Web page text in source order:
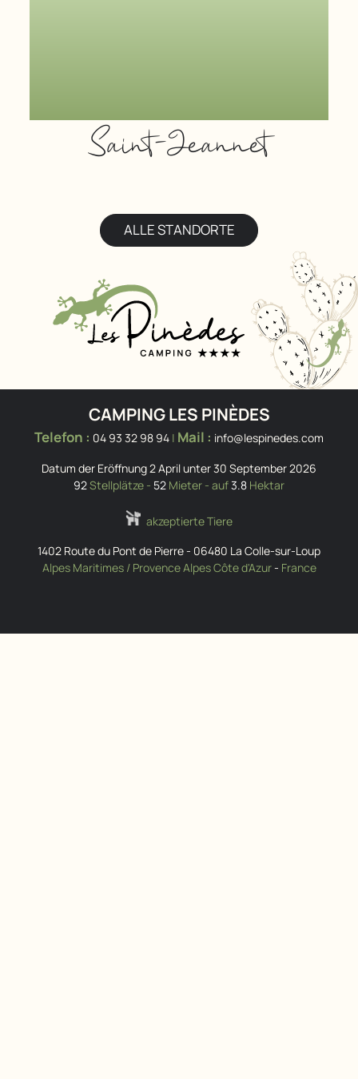
Saint-Jeannet
ALLE STANDORTE
CAMPING LES PINÈDES
Telefon : 04 93 32 98 94 | Mail : info@lespinedes.com
Datum der Eröffnung 2 April unter 30 September 2026
92Stellplätze - 52 Mieter - auf3.8 Hektar
akzeptierte Tiere
1402 Route du Pont de Pierre- 06480 La Colle-sur-Loup
Alpes Maritimes / Provence Alpes Côte d'Azur- France